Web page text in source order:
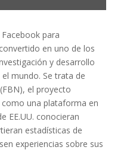
para
en uno de los
y desarrollo
mundo. Se trata de
el proyecto
una plataforma en
EE.UU. conocieran
estadísticas de
experiencias sobre sus